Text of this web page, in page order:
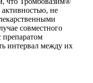
активностью, не
совместного
препаратом
интервал между их